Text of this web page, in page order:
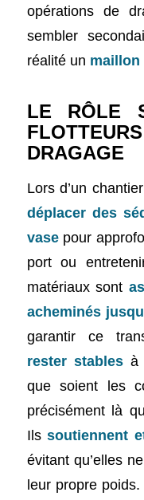
opérations de
sembler
réalité un maillon
LE RÔLE
DRAGAGE
Lors d’un
déplacer des
vasepour
port ou
matériaux sont
acheminés
garantir ce
rester stables à
que soient les
précisément là
Ilssoutiennent
évitant qu’elles
leur propre